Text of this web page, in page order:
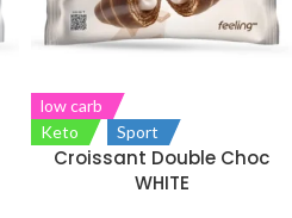
low carb
Keto
Sport
Croissant Double Choc
WHITE